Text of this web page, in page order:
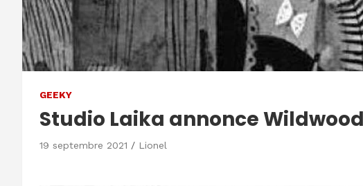
GEEKY
Studio Laika annonce
19 septembre 2021 Lionel